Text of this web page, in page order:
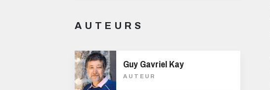
AUTEURS
Guy Gavriel Kay
AUTEUR